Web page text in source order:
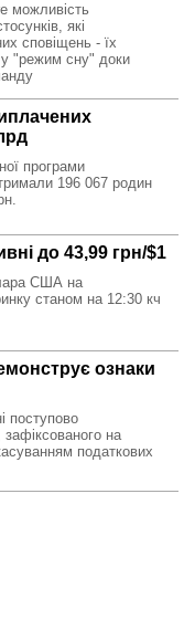
можливість
які
сповіщень - їх
"режим сну" доки
програми
196 067 родин
до 43,99 грн/$1
США на
станом на 12:30 кч
ознаки
поступово
на
податкових